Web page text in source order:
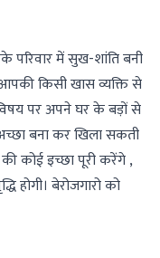
में सुख-शांति बनी
किसी खास व्यक्ति से
पर अपने घर के बड़ों से
बना कर खिला सकती
की कोई इच्छा पूरी करेंगे ,
होगी। बेरोजगारो को